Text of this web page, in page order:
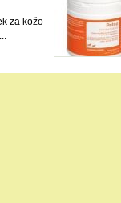
za kožo